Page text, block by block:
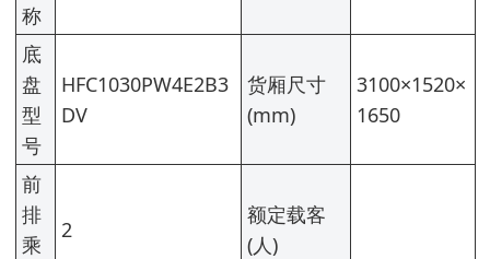
称
底
盘
型
号
HFC1030PW4E2B3
DV
货厢尺寸
(mm)
3100×1520×
1650
前
排
乘
2
额定载客
(人)